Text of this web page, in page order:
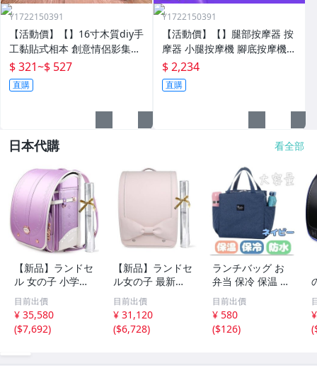
Y1722150391
【活動價】【】16寸木質diy手
工黏貼式相本 創意情侶影集紀
念收藏冊送男女朋友
$ 321~$ 527
直購
Y1722150391
【活動價】【】腿部按摩器 按
摩器 小腿按摩機 腳底按摩機
深層按摩軟體全自動足療機穴
位揉捏家用按腳器腳部腿部足
底足部腳底
$ 2,234
直購
日本代購 看全部
【新品】ランドセ
ル 女の子 小学生
通学カバン 高級
人工皮革＆パール
生地 反射材 刺繍
金属プレート・透
目前出價
¥ 35,580
($7,692)
【新品】ランドセ
ル女の子 最新ア
ナイスモデル ツ
ヤありパール生地
A4フラットファ
イル対応 軽量大
目前出價
¥ 31,120
($6,728)
ランチバッグ お
弁当 保冷 保温 防
水 大容量 機能完
備 ネイビー ミニ
トート
目前出價
¥ 580
($126)
(